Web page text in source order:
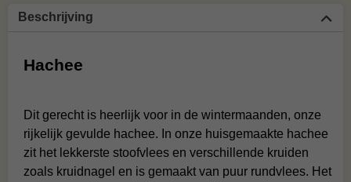
Beschrijving
Hachee
Dit gerecht is heerlijk voor in de wintermaanden, onze
rijkelijk gevulde hachee. In onze huisgemaakte hachee
zit het lekkerste stoofvlees en verschillende kruiden
zoals kruidnagel en is gemaakt van puur rundvlees. Het